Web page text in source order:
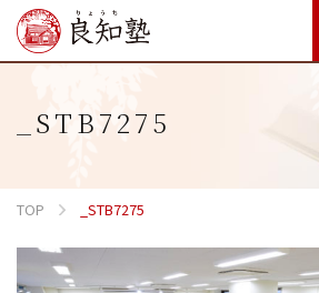
_STB7275
TOP _STB7275